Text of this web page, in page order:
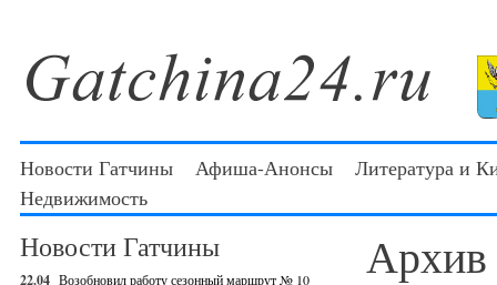
Новости Гатчины Афиша-Анонсы
Литература и
Недвижимость
Новости Гатчины
22.04 Возобновил работу сезонный маршрут № 10 Архив